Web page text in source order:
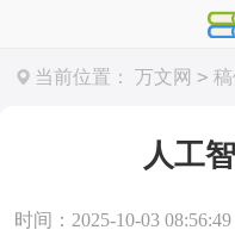
当前位置： 万文网 >
人工
时间：2025-10-03 08:56:49